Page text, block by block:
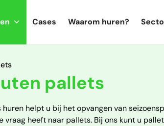
Cases Waarom huren?
pallets
huren helpt u bij het opvangen van
vraag heeft naar pallets. Bij ons kunt u